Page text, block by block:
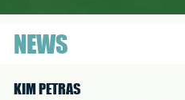
NEWS
KIM PETRAS